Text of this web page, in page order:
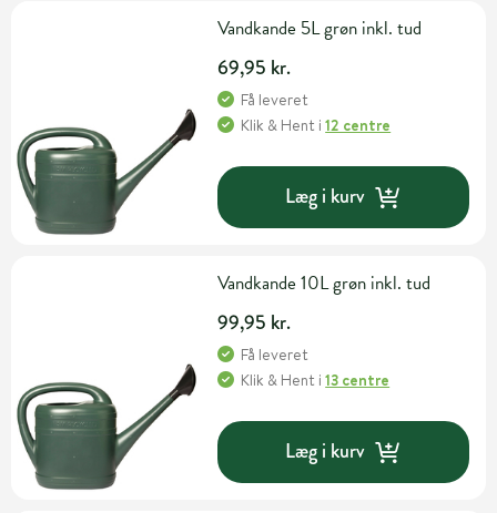
Vandkande 5L grøn inkl. tud
69,95 kr.
Få leveret
Klik & Hent i12 centre
Læg i kurv
Vandkande 10L grøn inkl. tud
99,95 kr.
Få leveret
Klik & Hent i13 centre
Læg i kurv